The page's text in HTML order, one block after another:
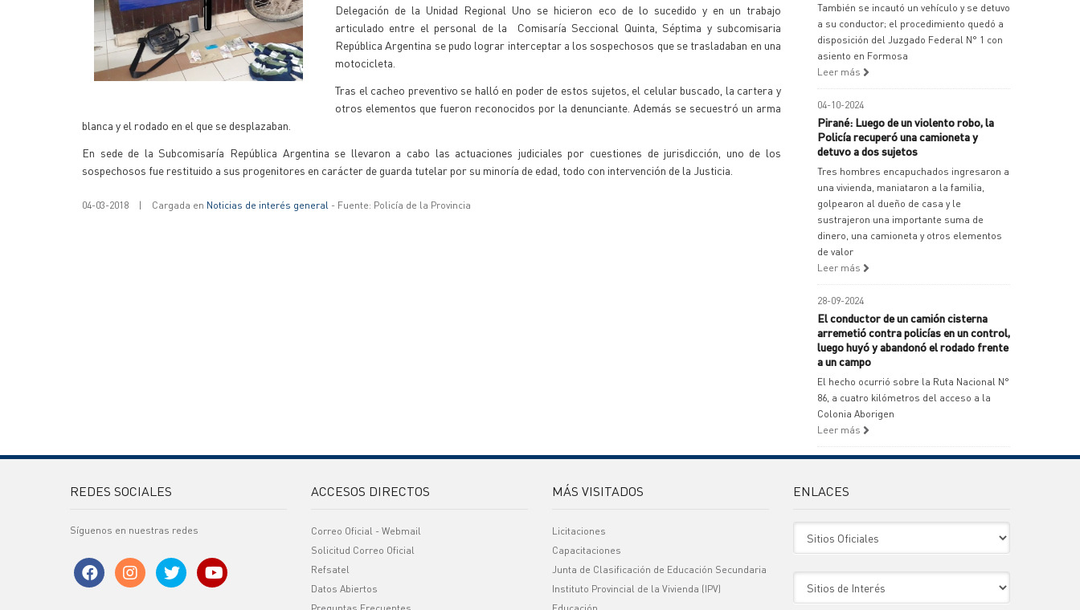
Delegación de la Unidad Regional Uno se hicieron eco de lo sucedido y en un trabajo
articulado entre el personal de la Comisaría Seccional Quinta, Séptima y subcomisaria
República Argentina se pudo lograr interceptar a los sospechosos que se trasladaban en una
motocicleta.
Tras el cacheo preventivo se halló en poder de estos sujetos, el celular buscado, la cartera y
otros elementos que fueron reconocidos por la denunciante. Además se secuestró un arma
blanca y el rodado en el que se desplazaban.
En sede de la Subcomisaría República Argentina se llevaron a cabo las actuaciones judiciales por cuestiones de jurisdicción, uno de los
sospechosos fue restituido a sus progenitores en carácter de guarda tutelar por su minoría de edad, todo con intervención de la Justicia.
04-03-2018 | Cargada en Noticias de interés general - Fuente: Policía de la Provincia
También se incautó un vehículo y se detuvo
a su conductor; el procedimiento quedó a
disposición del Juzgado Federal N° 1 con
asiento en Formosa
Leer más
04-10-2024
Pirané: Luego de un violento robo, la
Policía recuperó una camioneta y
detuvo a dos sujetos
Tres hombres encapuchados ingresaron a
una vivienda, maniataron a la familia,
golpearon al dueño de casa y le
sustrajeron una importante suma de
dinero, una camioneta y otros elementos
de valor
Leer más
28-09-2024
El conductor de un camión cisterna
arremetió contra policías en un control,
luego huyó y abandonó el rodado frente
a un campo
El hecho ocurrió sobre la Ruta Nacional N°
86, a cuatro kilómetros del acceso a la
Colonia Aborigen
Leer más
REDES SOCIALES
Síguenos en nuestras redes
ACCESOS DIRECTOS
Correo Oficial - Webmail
Solicitud Correo Oficial
Refsatel
Datos Abiertos
MÁS VISITADOS
Licitaciones
Capacitaciones
Junta de Clasificación de Educación Secundaria
Instituto Provincial de la Vivienda (IPV)
ENLACES